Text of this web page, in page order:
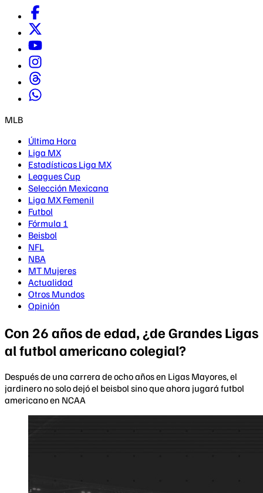
MLB
Última Hora
Liga MX
Estadísticas Liga MX
Leagues Cup
Selección Mexicana
Liga MX Femenil
Futbol
Fórmula 1
Beisbol
NFL
NBA
MT Mujeres
Actualidad
Otros Mundos
Opinión
Con 26 años de edad, ¿de Grandes Ligas
al futbol americano colegial?
Después de una carrera de ocho años en Ligas Mayores, el
jardinero no solo dejó el beisbol sino que ahora jugará futbol
americano en NCAA